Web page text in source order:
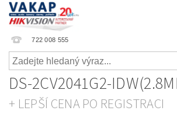
722 008 555
DS-2CV2041G2-
+ LEPŠÍ CENA PO REGISTRACI